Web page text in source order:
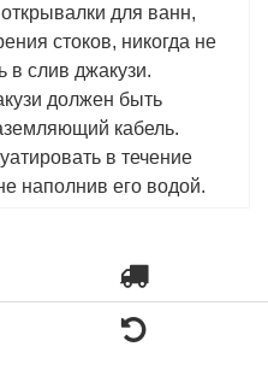
для ванн,
стоков, никогда не
в слив джакузи.
должен быть
кабель.
в течение
наполнив его водой.